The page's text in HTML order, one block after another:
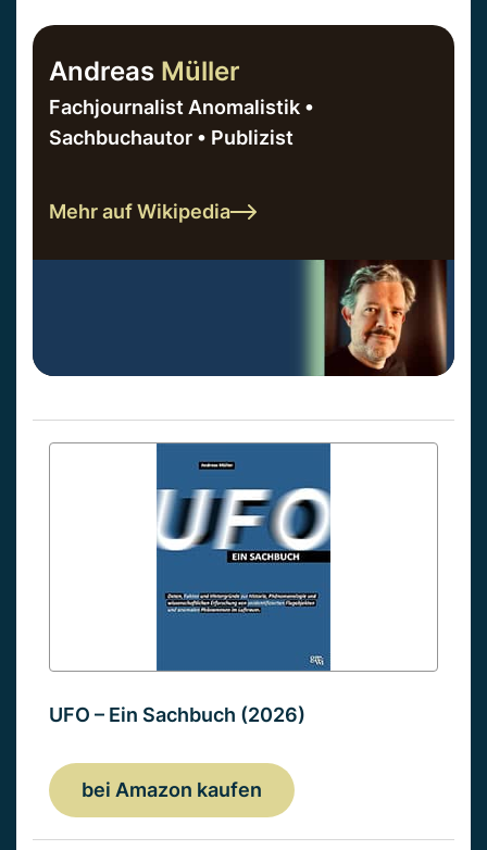
Andreas Müller
Fachjournalist Anomalistik •
Sachbuchautor • Publizist
Mehr auf Wikipedia
UFO – Ein Sachbuch (2026)
bei Amazon kaufen